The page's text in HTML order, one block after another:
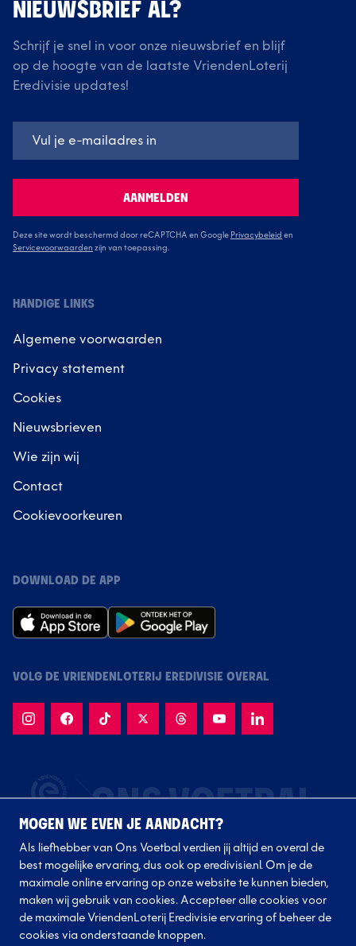
NIEUWSBRIEF AL?
Schrijf je snel in voor onze nieuwsbrief en blijf
op de hoogte van de laatste VriendenLoterij
Eredivisie updates!
AANMELDEN
Deze site wordt beschermd door reCAPTCHA en Google Privacybeleid en
Servicevoorwaarden zijn van toepassing.
HANDIGE LINKS
Algemene voorwaarden
Privacy statement
Cookies
Nieuwsbrieven
Wie zijn wij
Contact
Cookievoorkeuren
DOWNLOAD DE APP
VOLG DE VRIENDENLOTERIJ EREDIVISIE OVERAL
Volg onze clubs
MOGEN WE EVEN JE AANDACHT?
Als liefhebber van Ons Voetbal verdien jij altijd en overal de
best mogelijke ervaring, dus ook op eredivisie.nl. Om je de
maximale online ervaring op onze website te kunnen bieden,
maken wij gebruik van cookies. Accepteer alle cookies voor
de maximale VriendenLoterij Eredivisie ervaring of beheer de
cookies via onderstaande knoppen.